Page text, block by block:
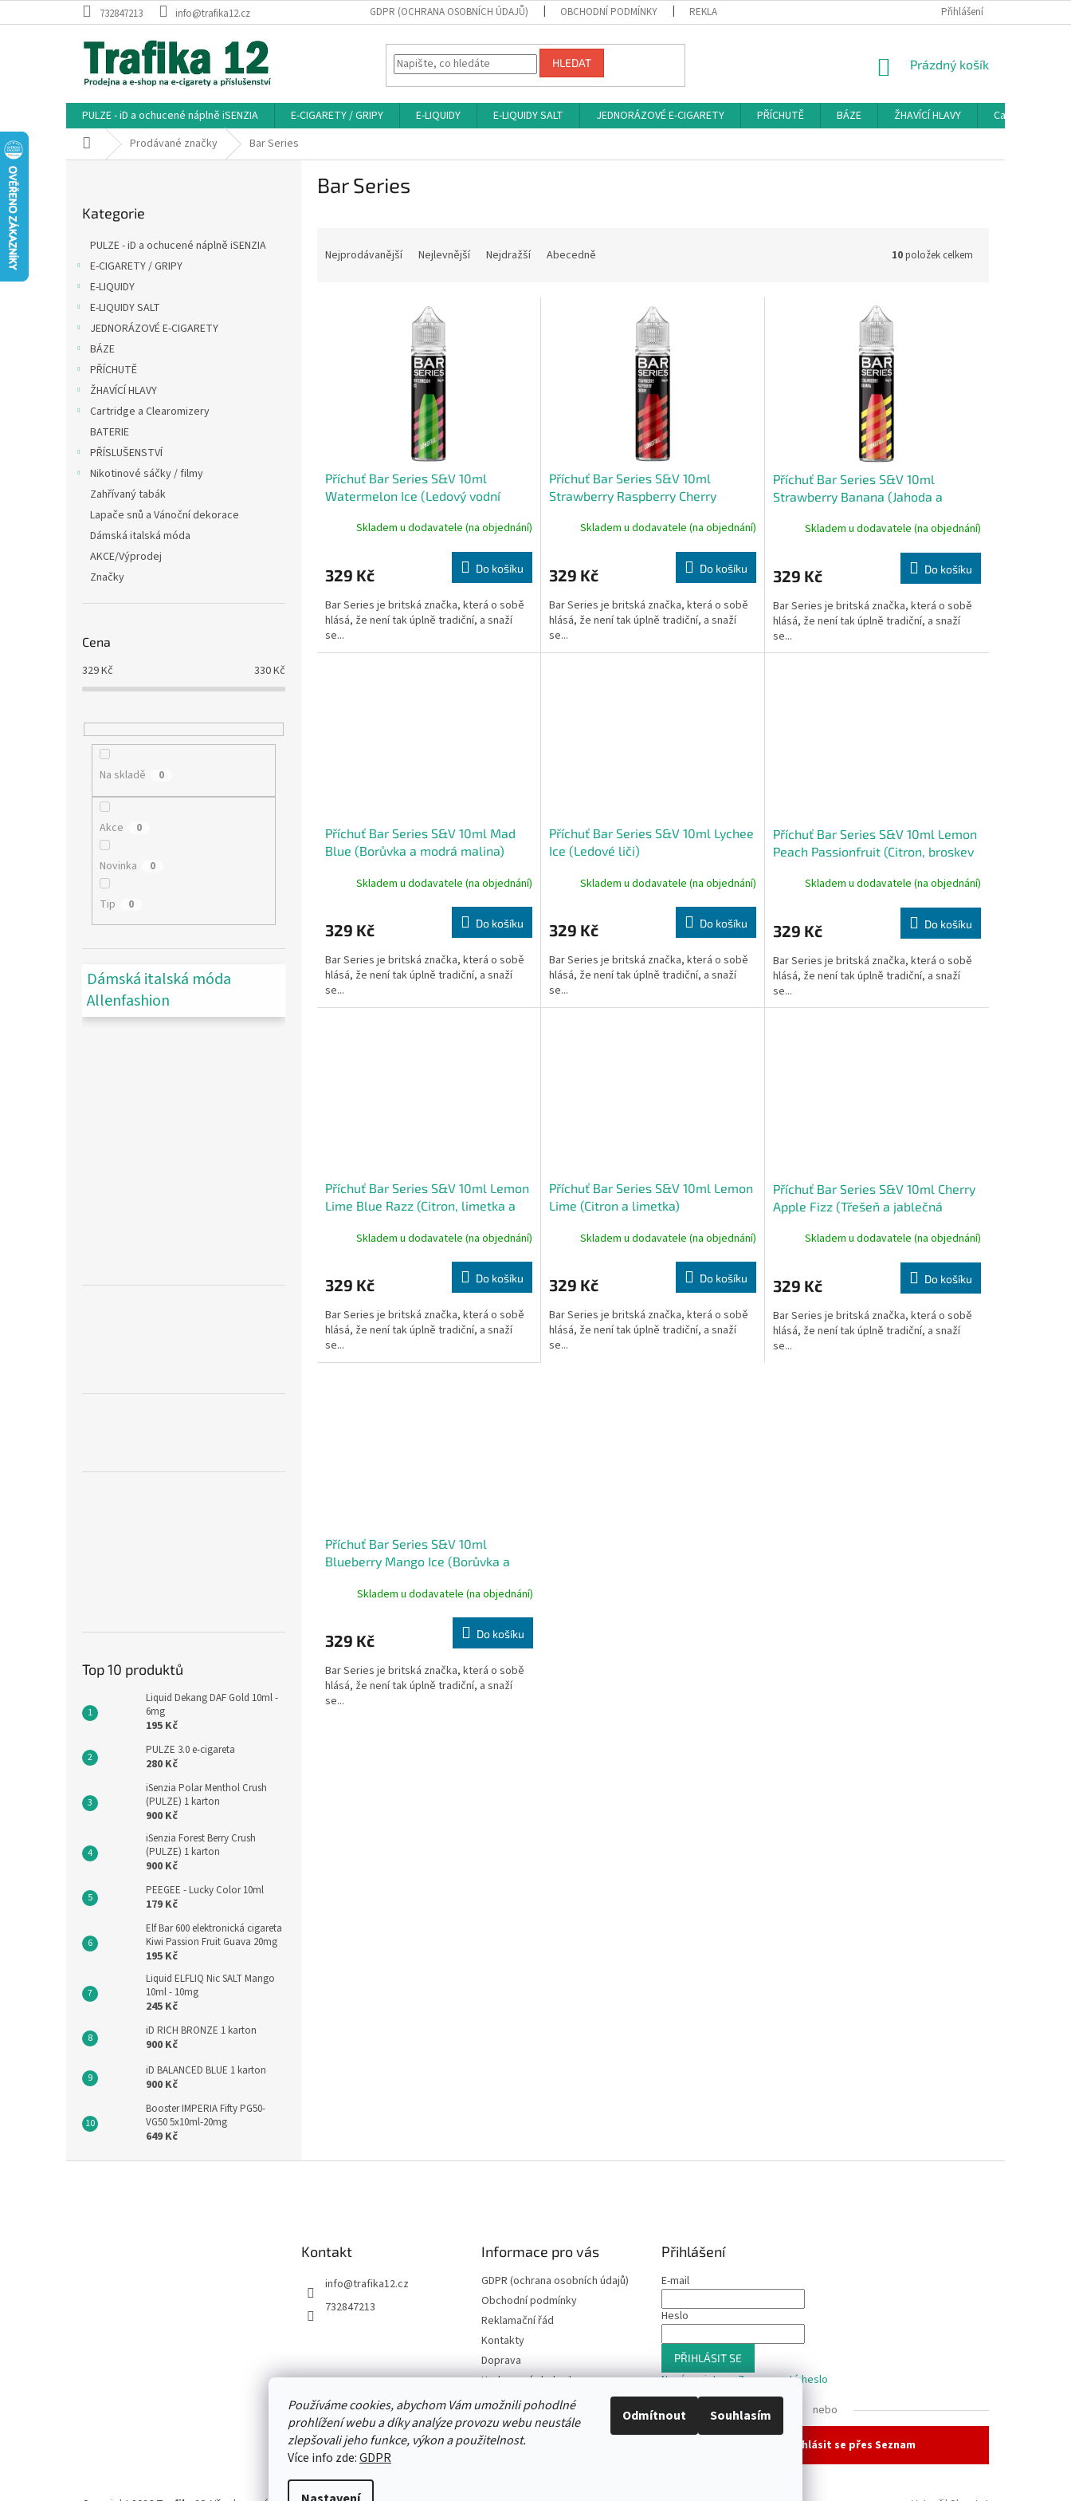
Používáme cookies, abychom Vám umožnili pohodlné
prohlížení webu a díky analýze provozu webu neustále
zlepšovali jeho funkce, výkon a použitelnost.
Více info zde:GDPR
Odmítnout Souhlasím
na
732847213 info@trafika12.cz GDPR (OCHRANA OSOBNÍCH ÚDAJŮ) OBCHODNÍ PODMÍNKY REKLAMAČNÍ ŘÁD HODNOCENÍ OBCHODU
Přihlášení
HLEDAT
NÁKUPNÍ
Prázdný košík
PULZE - iD a ochucené náplně iSENZIA E-CIGARETY / GRIPY E-LIQUIDY E-LIQUIDY SALT JEDNORÁZOVÉ E-CIGARETY PŘÍCHUTĚ BÁZE ŽHAVÍCÍ HLAVY
Cartridge a
Domů Prodávané značky Bar Series
kategorie
Kategorie
PULZE - iD a ochucené náplně iSENZIA
E-CIGARETY / GRIPY
E-LIQUIDY
E-LIQUIDY SALT
JEDNORÁZOVÉ E-CIGARETY
BÁZE
PŘÍCHUTĚ
ŽHAVÍCÍ HLAVY
Cartridge a Clearomizery
BATERIE
PŘÍSLUŠENSTVÍ
Nikotinové sáčky / filmy
Zahřívaný tabák
Lapače snů a Vánoční dekorace
Dámská italská móda
AKCE/Výprodej
Značky
Cena
329Kč 330Kč
Na skladě 0
Akce 0
Novinka 0
Tip 0
Dámská italská móda
Allenfashion
Top 10 produktů
Liquid Dekang DAF Gold 10ml -
6mg
195 Kč
PULZE 3.0 e-cigareta
280 Kč
iSenzia Polar Menthol Crush
(PULZE) 1 karton
900 Kč
iSenzia Forest Berry Crush
(PULZE) 1 karton
900 Kč
PEEGEE - Lucky Color 10ml
179 Kč
Elf Bar 600 elektronická cigareta
Kiwi Passion Fruit Guava 20mg
195 Kč
Liquid ELFLIQ Nic SALT Mango
10ml - 10mg
245 Kč
iD RICH BRONZE 1 karton
900 Kč
iD BALANCED BLUE 1 karton
900 Kč
Booster IMPERIA Fifty PG50-
VG50 5x10ml-20mg
649 Kč
Bar Series
Nejprodávanější Nejlevnější Nejdražší Abecedně 10položek celkem
Příchuť Bar Series S&V 10ml
Watermelon Ice (Ledový vodní
Skladem u dodavatele (na objednání)
329 Kč Do košíku
Bar Series je britská značka, která o sobě
hlásá, že není tak úplně tradiční, a snaží
se...
Příchuť Bar Series S&V 10ml
Strawberry Raspberry Cherry
Skladem u dodavatele (na objednání)
329 Kč Do košíku
Bar Series je britská značka, která o sobě
hlásá, že není tak úplně tradiční, a snaží
se...
Příchuť Bar Series S&V 10ml
Strawberry Banana (Jahoda a
Skladem u dodavatele (na objednání)
329 Kč Do košíku
Bar Series je britská značka, která o sobě
hlásá, že není tak úplně tradiční, a snaží
se...
Příchuť Bar Series S&V 10ml Mad
Blue (Borůvka a modrá malina)
Skladem u dodavatele (na objednání)
329 Kč Do košíku
Bar Series je britská značka, která o sobě
hlásá, že není tak úplně tradiční, a snaží
se...
Příchuť Bar Series S&V 10ml Lychee
Ice (Ledové liči)
Skladem u dodavatele (na objednání)
329 Kč Do košíku
Bar Series je britská značka, která o sobě
hlásá, že není tak úplně tradiční, a snaží
se...
Příchuť Bar Series S&V 10ml Lemon
Peach Passionfruit (Citron, broskev
Skladem u dodavatele (na objednání)
329 Kč Do košíku
Bar Series je britská značka, která o sobě
hlásá, že není tak úplně tradiční, a snaží
se...
Příchuť Bar Series S&V 10ml Lemon
Lime Blue Razz (Citron, limetka a
Skladem u dodavatele (na objednání)
329 Kč Do košíku
Bar Series je britská značka, která o sobě
hlásá, že není tak úplně tradiční, a snaží
se...
Příchuť Bar Series S&V 10ml Lemon
Lime (Citron a limetka)
Skladem u dodavatele (na objednání)
329 Kč Do košíku
Bar Series je britská značka, která o sobě
hlásá, že není tak úplně tradiční, a snaží
se...
Příchuť Bar Series S&V 10ml Cherry
Apple Fizz (Třešeň a jablečná
Skladem u dodavatele (na objednání)
329 Kč Do košíku
Bar Series je britská značka, která o sobě
hlásá, že není tak úplně tradiční, a snaží
se...
Příchuť Bar Series S&V 10ml
Blueberry Mango Ice (Borůvka a
Skladem u dodavatele (na objednání)
329 Kč Do košíku
Bar Series je britská značka, která o sobě
hlásá, že není tak úplně tradiční, a snaží
se...
Kontakt
info@trafika12.cz
732847213
Informace pro vás
GDPR (ochrana osobních údajů)
Obchodní podmínky
Reklamační řád
Kontakty
Doprava
Hodnocení obchodu
Slevový program
Moje objednávka
Přihlášení
E-mail
Heslo
PŘIHLÁSIT SE
Nová registraceZapomenuté heslo
nebo
Přihlásit se přes Seznam